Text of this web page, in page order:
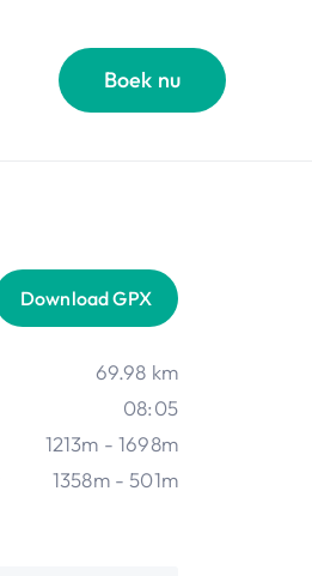
Boek nu
Download GPX
69.98 km
08:05
1213m - 1698m
1358m - 501m